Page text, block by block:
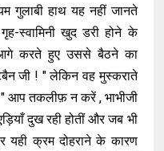
गुलाबी हाथ यह नहीं जानते
स्वामिनी खुद डरी होने के
करते हुए उससे बैठने का
जी ! " लेकिन वह मुस्कराते
" आप तकलीफ़ न करें , भाभीजी
दुख रही होतीं और जब भी
यही क्रम दोहराने के कारण